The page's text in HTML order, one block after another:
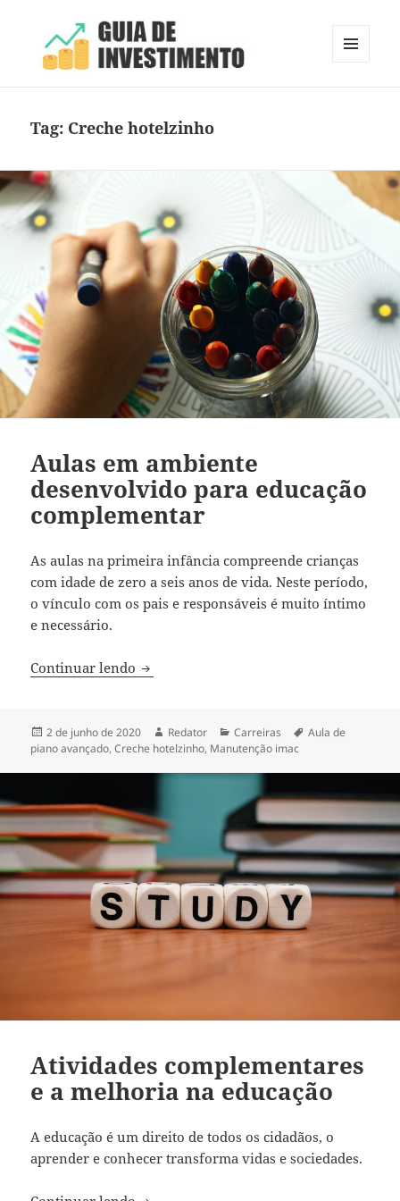
Tag: Creche hotelzinho
Aulas em ambiente
desenvolvido para educação
complementar
As aulas na primeira infância compreende crianças
com idade de zero a seis anos de vida. Neste período,
o vínculo com os pais e responsáveis é muito íntimo
e necessário.
Continuar lendo Aulas em ambiente desenvolvido para
Publicado
em
2 de junho de 2020 Autor
Redator Categorias
Carreiras Tags
Aula de
piano avançado,Creche hotelzinho, Manutenção imac
Atividades complementares
e a melhoria na educação
A educação é um direito de todos os cidadãos, o
aprender e conhecer transforma vidas e sociedades.